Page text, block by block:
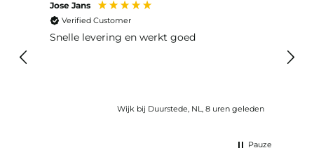
Jose Jans
Verified Customer
Snelle levering en werkt goed
Wijk bij Duurstede, NL, 8 uren geleden
Pauze